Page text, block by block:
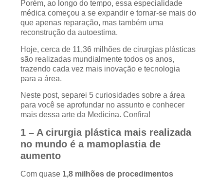
Porém, ao longo do tempo, essa especialidade
médica começou a se expandir e tornar-se mais do
que apenas reparação, mas também uma
reconstrução da autoestima.
Hoje, cerca de 11,36 milhões de cirurgias plásticas
são realizadas mundialmente todos os anos,
trazendo cada vez mais inovação e tecnologia
para a área.
Neste post, separei 5 curiosidades sobre a área
para você se aprofundar no assunto e conhecer
mais dessa arte da Medicina. Confira!
1 – A cirurgia plástica mais realizada
no mundo é a mamoplastia de
aumento
Com quase 1,8 milhões de procedimentos